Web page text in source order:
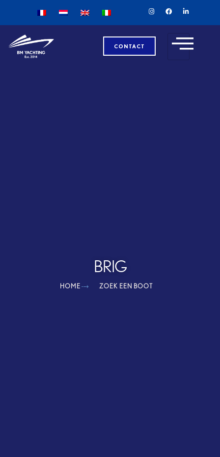
CONTACT
BRIG
HOME ZOEK EEN BOOT